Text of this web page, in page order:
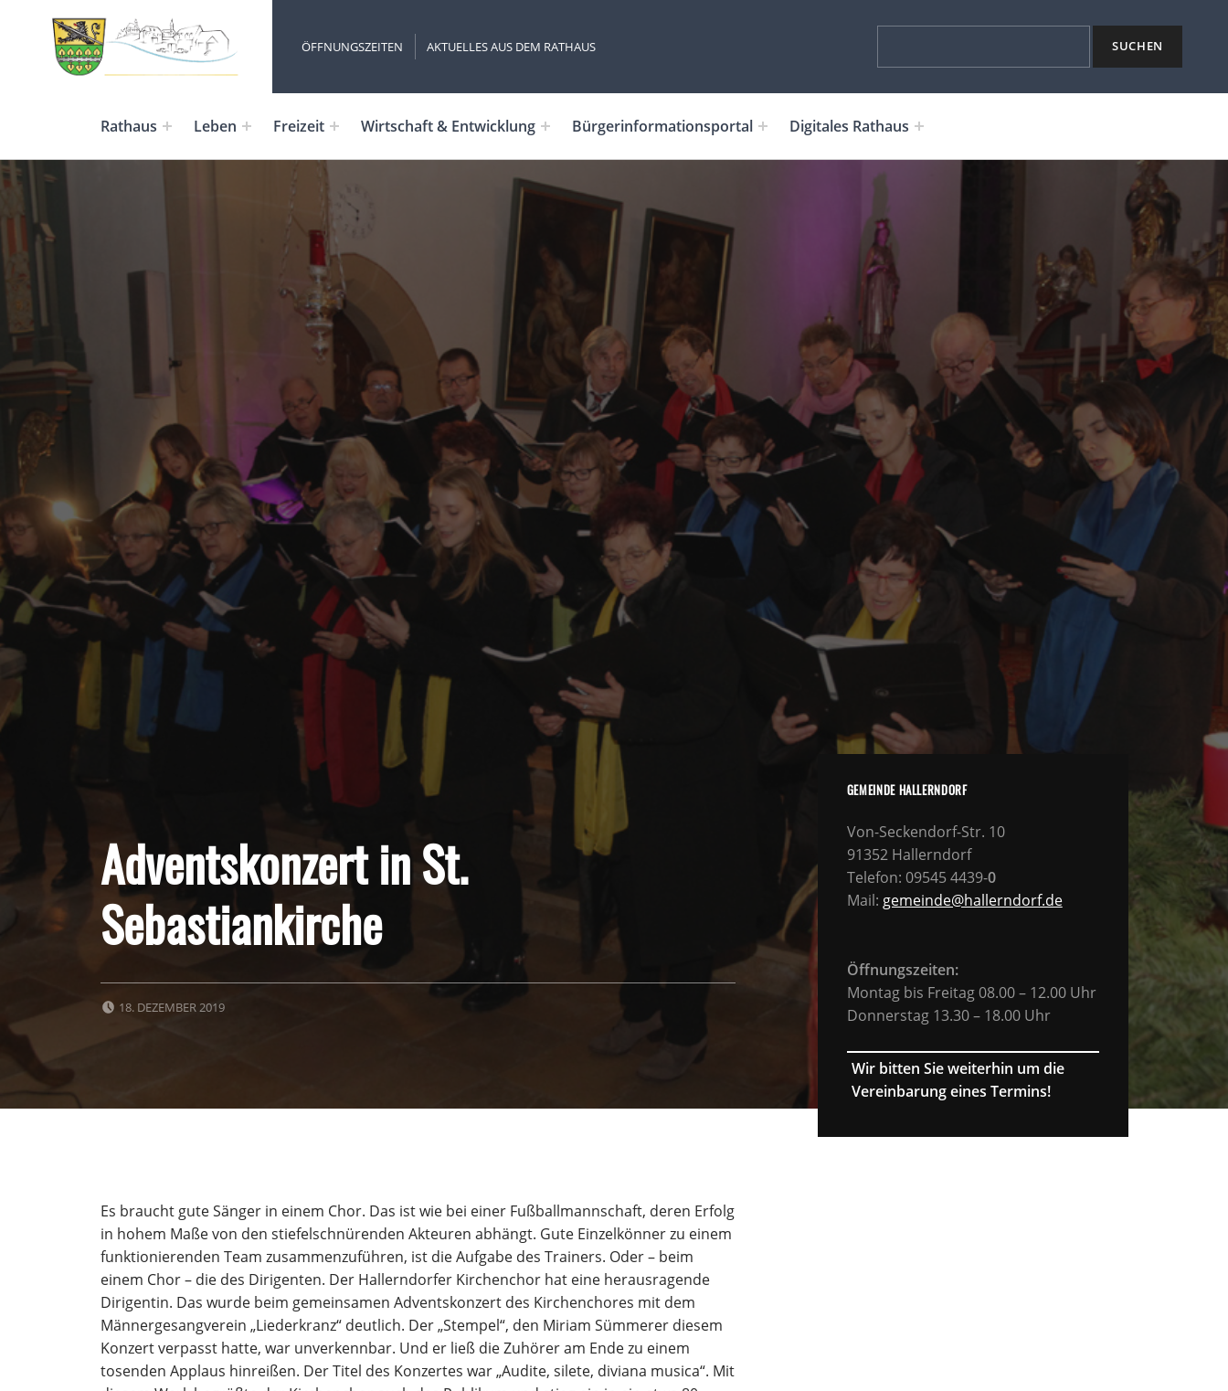
ÖFFNUNGSZEITEN AKTUELLES AUS DEM RATHAUS SUCHEN
Rathaus Leben Freizeit Wirtschaft & Entwicklung Bürgerinformationsportal Digitales Rathaus
Adventskonzert in St.
Sebastiankirche
18. DEZEMBER 2019
Es braucht gute Sänger in einem Chor. Das ist wie bei einer Fußballmannschaft, deren Erfolg
in hohem Maße von den stiefelschnürenden Akteuren abhängt. Gute Einzelkönner zu einem
funktionierenden Team zusammenzuführen, ist die Aufgabe des Trainers. Oder – beim
einem Chor – die des Dirigenten. Der Hallerndorfer Kirchenchor hat eine herausragende
Dirigentin. Das wurde beim gemeinsamen Adventskonzert des Kirchenchores mit dem
Männergesangverein „Liederkranz“ deutlich. Der „Stempel“, den Miriam Sümmerer diesem
Konzert verpasst hatte, war unverkennbar. Und er ließ die Zuhörer am Ende zu einem
tosenden Applaus hinreißen. Der Titel des Konzertes war „Audite, silete, diviana musica“. Mit
GEMEINDE HALLERNDORF
Von-Seckendorf-Str. 10
91352 Hallerndorf
Telefon: 09545 4439-0
Mail: gemeinde@hallerndorf.de
Öffnungszeiten:
Montag bis Freitag 08.00 – 12.00 Uhr
Donnerstag 13.30 – 18.00 Uhr
Wir bitten Sie weiterhin um die
Vereinbarung eines Termins!